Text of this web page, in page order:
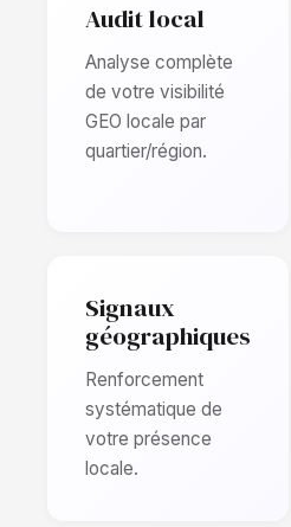
Audit local
Analyse complète
de votre visibilité
GEO locale par
quartier/région.
Signaux
géographiques
Renforcement
systématique de
votre présence
locale.